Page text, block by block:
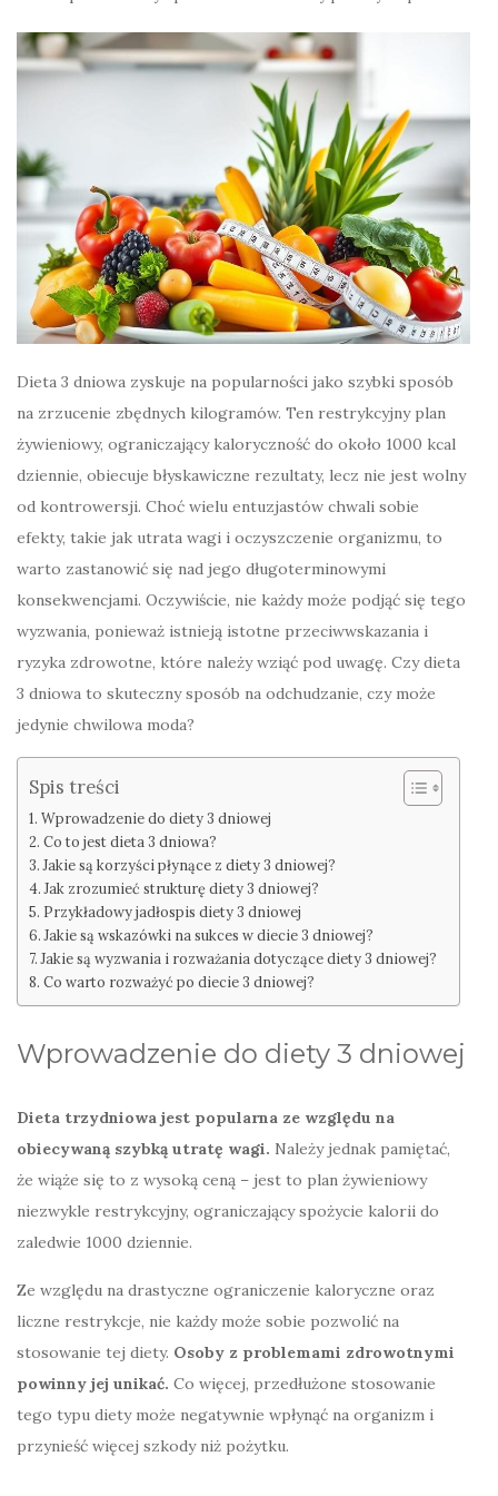
Dieta 3 dniowa zyskuje na popularności jako szybki sposób
na zrzucenie zbędnych kilogramów. Ten restrykcyjny plan
żywieniowy, ograniczający kaloryczność do około 1000 kcal
dziennie, obiecuje błyskawiczne rezultaty, lecz nie jest wolny
od kontrowersji. Choć wielu entuzjastów chwali sobie
efekty, takie jak utrata wagi i oczyszczenie organizmu, to
warto zastanowić się nad jego długoterminowymi
konsekwencjami. Oczywiście, nie każdy może podjąć się tego
wyzwania, ponieważ istnieją istotne przeciwwskazania i
ryzyka zdrowotne, które należy wziąć pod uwagę. Czy dieta
3 dniowa to skuteczny sposób na odchudzanie, czy może
jedynie chwilowa moda?
Spis treści
Wprowadzenie do diety 3 dniowej
Co to jest dieta 3 dniowa?
Jakie są korzyści płynące z diety 3 dniowej?
Jak zrozumieć strukturę diety 3 dniowej?
Przykładowy jadłospis diety 3 dniowej
Jakie są wskazówki na sukces w diecie 3 dniowej?
Jakie są wyzwania i rozważania dotyczące diety 3 dniowej?
Co warto rozważyć po diecie 3 dniowej?
Wprowadzenie do diety 3 dniowej
Dieta trzydniowa jest popularna ze względu na
obiecywaną szybką utratę wagi. Należy jednak pamiętać,
że wiąże się to z wysoką ceną – jest to plan żywieniowy
niezwykle restrykcyjny, ograniczający spożycie kalorii do
zaledwie 1000 dziennie.
Ze względu na drastyczne ograniczenie kaloryczne oraz
liczne restrykcje, nie każdy może sobie pozwolić na
stosowanie tej diety. Osoby z problemami zdrowotnymi
powinny jej unikać. Co więcej, przedłużone stosowanie
tego typu diety może negatywnie wpłynąć na organizm i
przynieść więcej szkody niż pożytku.